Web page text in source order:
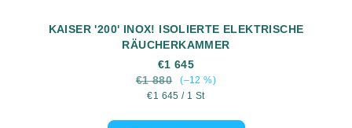
KAISER '200' INOX! ISOLIERTE ELEKTRISCHE
RÄUCHERKAMMER
€1 645
€1 880
(–12 %)
Verkaufspreis:
€1 645 / 1 St